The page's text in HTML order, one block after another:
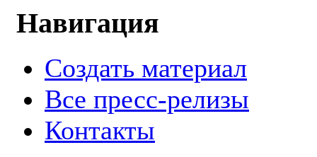
Навигация
Создать материал
Все пресс-релизы
Контакты